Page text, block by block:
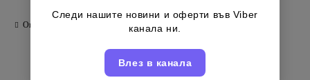
Оцени продукта
Следи нашите новини и оферти във Viber
канала ни.
Влез в канала